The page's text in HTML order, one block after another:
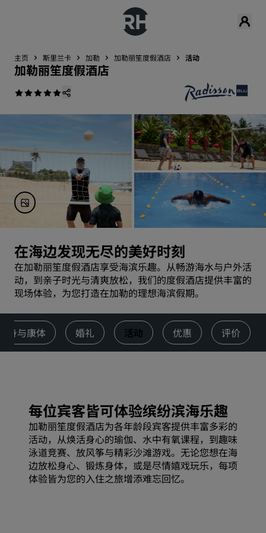
主页 斯里兰卡 加勒 加勒丽笙度假酒店 活动
加勒丽笙度假酒店
在海边发现无尽的美好时刻
在加勒丽笙度假酒店享受海滨乐趣。从畅游海水与户外活
动，到亲子时光与清爽放松，我们的度假酒店提供丰富的
现场体验，为您打造在加勒的理想海滨假期。
身与康体 婚礼 活动 优惠 评价
每位宾客皆可体验缤纷滨海乐趣
加勒丽笙度假酒店为各年龄段宾客提供丰富多彩的
活动，从焕活身心的瑜伽、水中有氧课程，到趣味
泳道竞赛、放风筝与精彩沙滩游戏。无论您想在海
边放松身心、锻炼身体，或是尽情嬉戏玩乐，每项
体验皆为您的入住之旅增添难忘回忆。